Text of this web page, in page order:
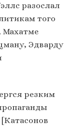
разослал
того
Махатме
Эдварду
резким
[Катасонов